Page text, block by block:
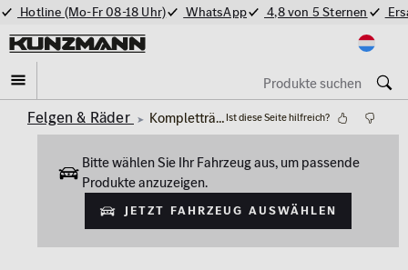
Hotline (Mo-Fr 08-18 Uhr) WhatsApp 4,8 von 5 Sternen
Felgen & Räder Kompletträder Ist diese Seite hilfreich?
Bitte wählen Sie Ihr Fahrzeug aus, um passende
Produkte anzuzeigen.
Jetzt Fahrzeug auswählen